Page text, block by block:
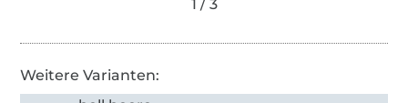
Weitere Varianten: